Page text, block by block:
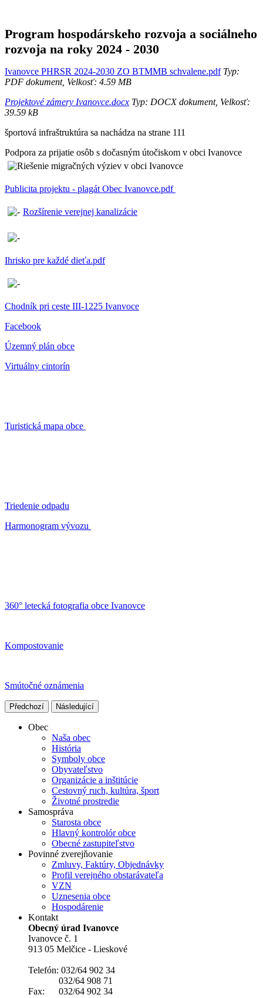
Program hospodárskeho rozvoja a sociálneho
rozvoja na roky 2024 - 2030
Ivanovce PHRSR 2024-2030 ZO BTMMB schvalene.pdfTyp:
PDF dokument, Velkosť: 4.59 MB
Projektové zámery Ivanovce.docx Typ: DOCX dokument, Velkosť:
39.59 kB
športová infraštruktúra sa nachádza na strane 111
Podpora za prijatie osôb s dočasným útočiskom v obci Ivanovce
Publicita projektu - plagát Obec Ivanovce.pdf
Rozšírenie verejnej kanalizácie
Ihrisko pre každé dieťa.pdf
Chodník pri ceste III-1225 Ivanvoce
Facebook
Územný plán obce
Virtuálny cintorín
Turistická mapa obce
Triedenie odpadu
Harmonogram vývozu
360° letecká fotografia obce Ivanovce
Kompostovanie
Smútočné oznámenia
Předchozí Následující
Obec
Naša obec
História
Symboly obce
Obyvateľstvo
Organizácie a inštitúcie
Cestovný ruch, kultúra, šport
Životné prostredie
Samospráva
Starosta obce
Hlavný kontrolór obce
Obecné zastupiteľstvo
Povinné zverejňovanie
Zmluvy, Faktúry, Objednávky
Profil verejného obstarávateľa
VZN
Uznesenia obce
Hospodárenie
Kontakt
Obecný úrad Ivanovce
Ivanovce č. 1
913 05 Melčice - Lieskové
Telefón: 032/64 902 34
032/64 908 71
Fax: 032/64 902 34